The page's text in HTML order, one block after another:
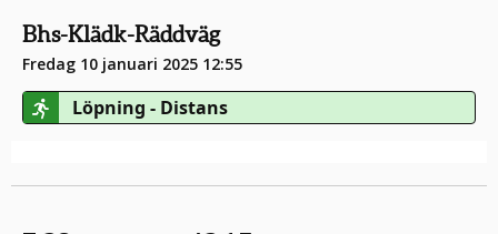
Bhs-Klädk-Räddväg
Fredag 10 januari 2025 12:55
Löpning - Distans